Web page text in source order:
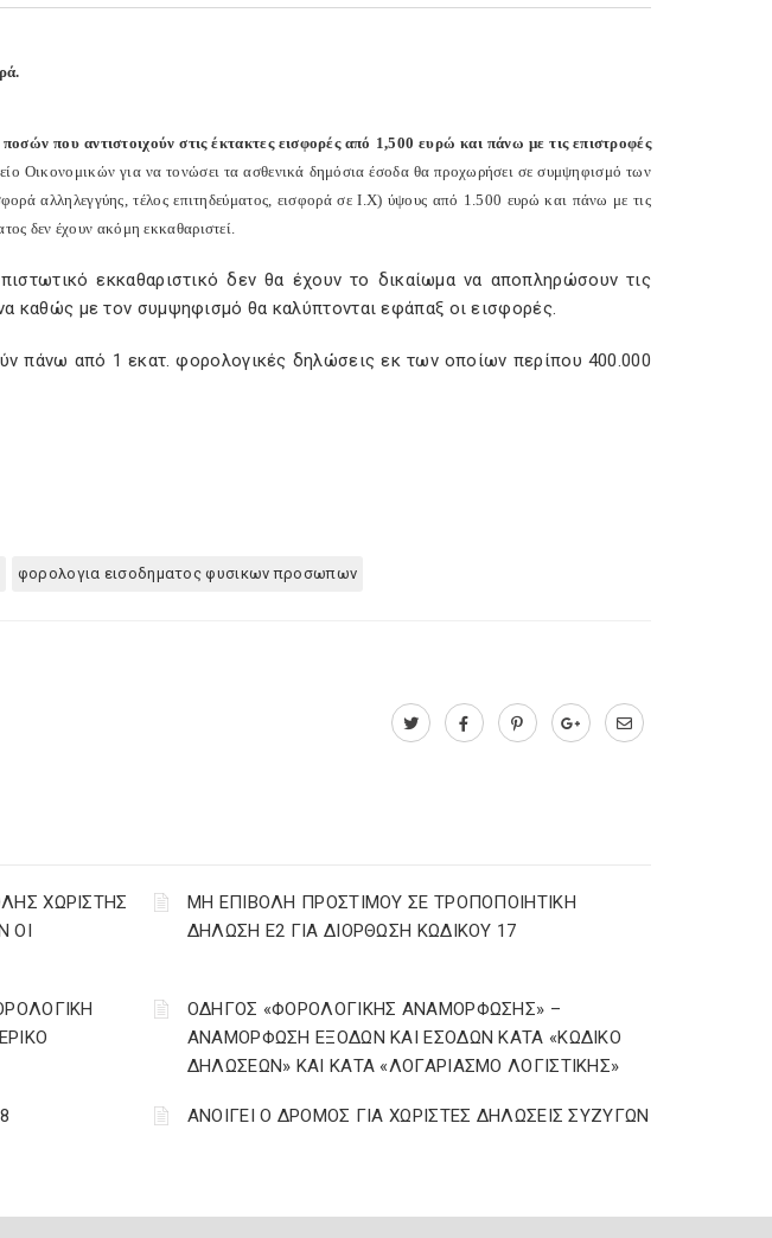
που αντιστοιχούν στις έκτακτες εισφορές από 1,500 ευρώ και πάνω με τις επιστροφές
Οικονομικών για να τονώσει τα ασθενικά δημόσια έσοδα θα προχωρήσει σε συμψηφισμό των
αλληλεγγύης, τέλος επιτηδεύματος, εισφορά σε Ι.Χ) ύψους από 1.500 ευρώ και πάνω με τις
δεν έχουν ακόμη εκκαθαριστεί.
εκκαθαριστικό δεν θα έχουν το δικαίωμα να αποπληρώσουν τις
καθώς με τον συμψηφισμό θα καλύπτονται εφάπαξ οι εισφορές.
πάνω από 1 εκατ. φορολογικές δηλώσεις εκ των οποίων περίπου 400.000
φορολογια εισοδηματος φυσικων προσωπων
ΧΩΡΙΣΤΗΣ
ΟΙ
ΜΗ ΕΠΙΒΟΛΗ ΠΡΟΣΤΙΜΟΥ ΣΕ ΤΡΟΠΟΠΟΙΗΤΙΚΗ
ΔΗΛΩΣΗ Ε2 ΓΙΑ ΔΙΟΡΘΩΣΗ ΚΩΔΙΚΟΥ 17
ΟΔΗΓΟΣ «ΦΟΡΟΛΟΓΙΚΗΣ ΑΝΑΜΟΡΦΩΣΗΣ» –
ΑΝΑΜΟΡΦΩΣΗ ΕΞΟΔΩΝ ΚΑΙ ΕΣΟΔΩΝ ΚΑΤΑ «ΚΩΔΙΚΟ
ΔΗΛΩΣΕΩΝ» ΚΑΙ ΚΑΤΑ «ΛΟΓΑΡΙΑΣΜΟ ΛΟΓΙΣΤΙΚΗΣ»
ΑΝΟΙΓΕΙ Ο ΔΡΟΜΟΣ ΓΙΑ ΧΩΡΙΣΤΕΣ ΔΗΛΩΣΕΙΣ ΣΥΖΥΓΩΝ